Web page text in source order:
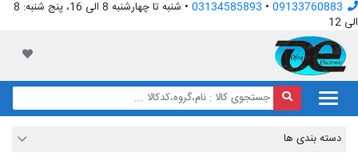
09133760883
•
03134585893
• شنبه تا چهارشنبه 8 الی 16، پنج شنبه: 8
الی 12
لیست
دسته بندی ها